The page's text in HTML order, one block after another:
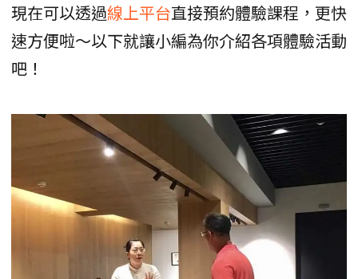
現在可以透過線上平台直接預約體驗課程，更快
速方便啦～以下就讓小編為你介紹各項體驗活動
吧！